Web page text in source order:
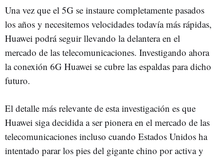
Una vez que el 5G se instaure completamente pasados
los años y necesitemos velocidades todavía más rápidas,
Huawei podrá seguir llevando la delantera en el
mercado de las telecomunicaciones. Investigando ahora
la conexión 6G Huawei se cubre las espaldas para dicho
futuro.
El detalle más relevante de esta investigación es que
Huawei siga decidida a ser pionera en el mercado de las
telecomunicaciones incluso cuando Estados Unidos ha
intentado parar los pies del gigante chino por activa y